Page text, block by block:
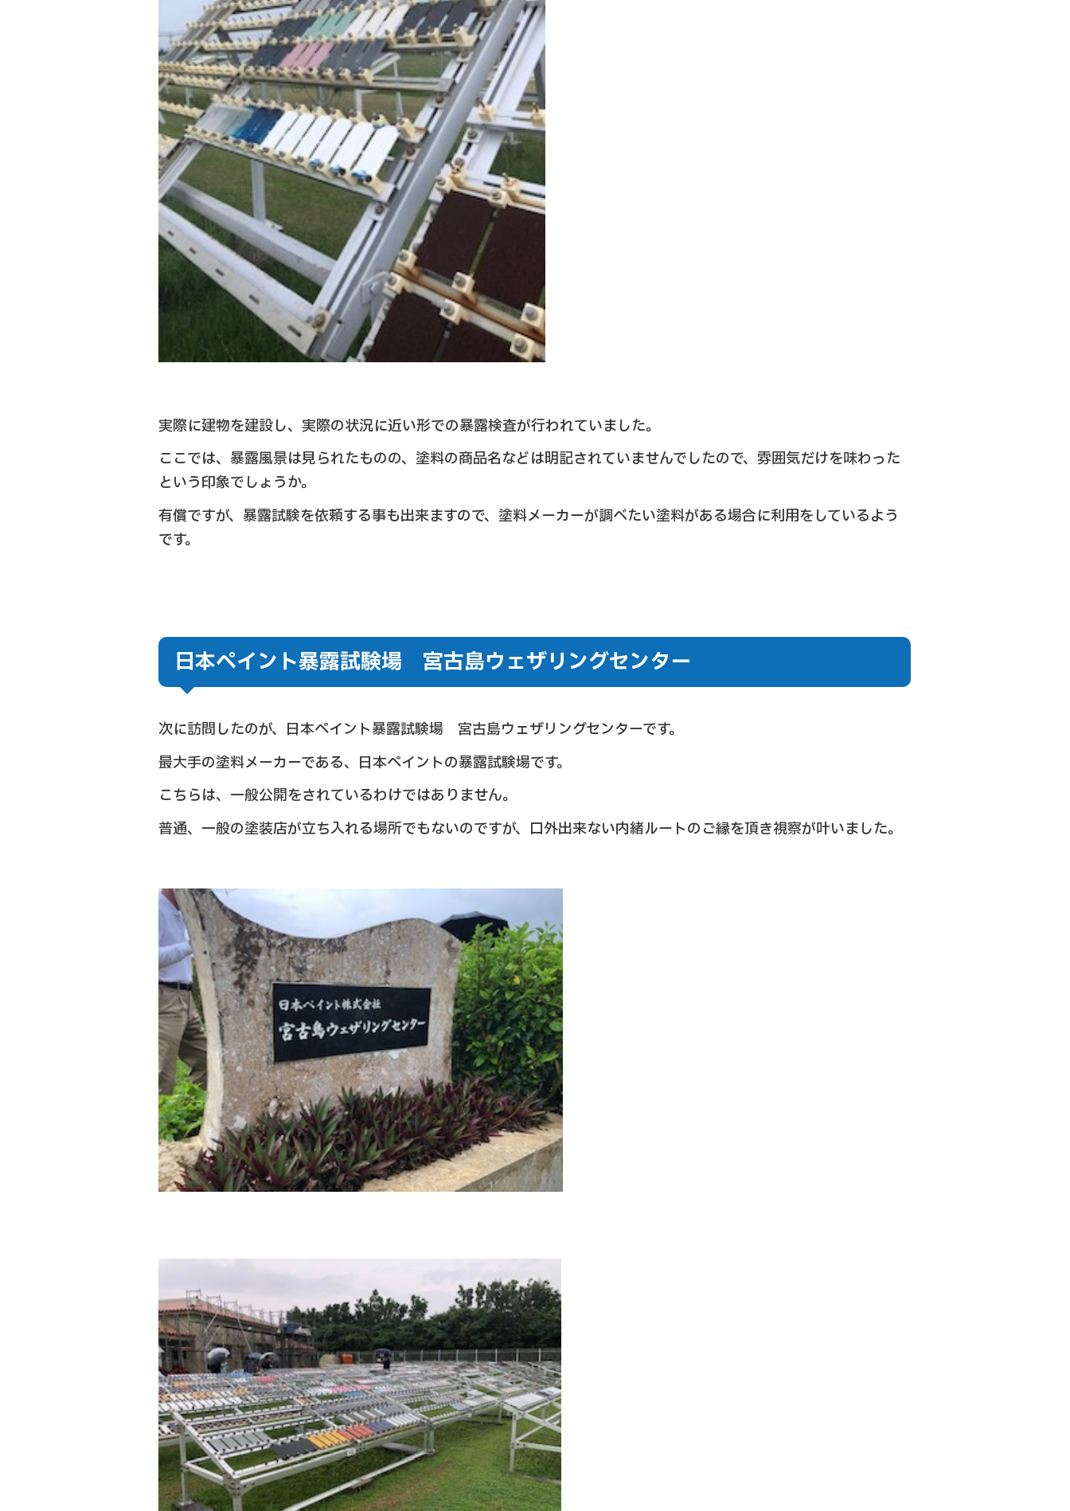
実際に建物を建設し、実際の状況に近い形での暴露検査が行われていました。
ここでは、暴露風景は見られたものの、塗料の商品名などは明記されていませんでしたので、雰囲気だけを味わった
という印象でしょうか。
有償ですが、暴露試験を依頼する事も出来ますので、塗料メーカーが調べたい塗料がある場合に利用をしているよう
です。
日本ペイント暴露試験場 宮古島ウェザリングセンター
次に訪問したのが、日本ペイント暴露試験場 宮古島ウェザリングセンターです。
最大手の塗料メーカーである、日本ペイントの暴露試験場です。
こちらは、一般公開をされているわけではありません。
普通、一般の塗装店が立ち入れる場所でもないのですが、口外出来ない内緒ルートのご縁を頂き視察が叶いました。